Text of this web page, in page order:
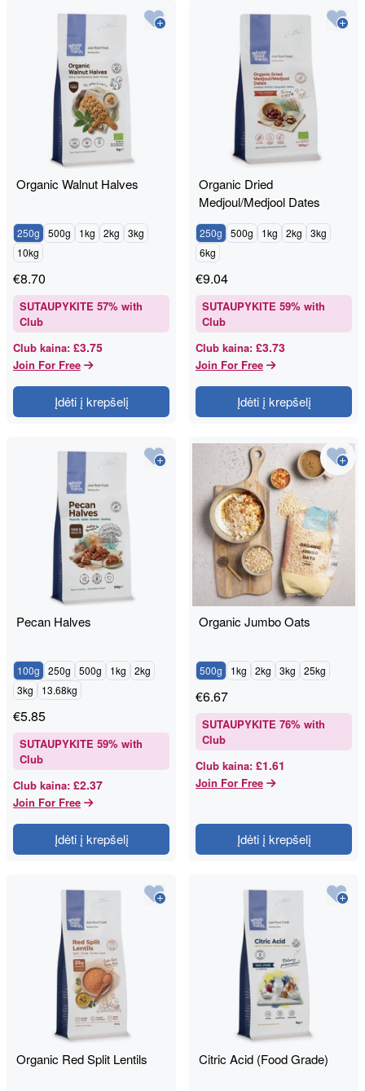
Organic Walnut Halves
250g 500g 1kg 2kg
3kg
10kg
€8.70
SUTAUPYKITE 57% with
Club
Club kaina: £3.75
Join For Free
Įdėti į krepšelį
Organic Dried
Medjoul/Medjool Dates
250g 500g 1kg 2kg
3kg
6kg
€9.04
SUTAUPYKITE 59% with
Club
Club kaina: £3.73
Join For Free
Įdėti į krepšelį
Pecan Halves
100g 250g 500g 1kg
2kg
3kg
13.68kg
€5.85
SUTAUPYKITE 59% with
Club
Club kaina: £2.37
Join For Free
Įdėti į krepšelį
Organic Jumbo Oats
500g 1kg 2kg 3kg 25kg
€6.67
SUTAUPYKITE 76% with
Club
Club kaina: £1.61
Join For Free
Įdėti į krepšelį
Organic Red Split Lentils Citric Acid (Food Grade)